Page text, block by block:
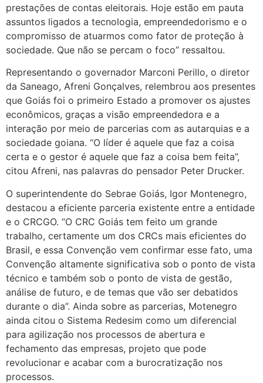
prestações de contas eleitorais. Hoje estão em pauta
assuntos ligados a tecnologia, empreendedorismo e o
compromisso de atuarmos como fator de proteção à
sociedade. Que não se percam o foco” ressaltou.
Representando o governador Marconi Perillo, o diretor
da Saneago, Afreni Gonçalves, relembrou aos presentes
que Goiás foi o primeiro Estado a promover os ajustes
econômicos, graças a visão empreendedora e a
interação por meio de parcerias com as autarquias e a
sociedade goiana. “O líder é aquele que faz a coisa
certa e o gestor é aquele que faz a coisa bem feita”,
citou Afreni, nas palavras do pensador Peter Drucker.
O superintendente do Sebrae Goiás, Igor Montenegro,
destacou a eficiente parceria existente entre a entidade
e o CRCGO. “O CRC Goiás tem feito um grande
trabalho, certamente um dos CRCs mais eficientes do
Brasil, e essa Convenção vem confirmar esse fato, uma
Convenção altamente significativa sob o ponto de vista
técnico e também sob o ponto de vista de gestão,
análise de futuro, e de temas que vão ser debatidos
durante o dia”. Ainda sobre as parcerias, Motenegro
ainda citou o Sistema Redesim como um diferencial
para agilização nos processos de abertura e
fechamento das empresas, projeto que pode
revolucionar e acabar com a burocratização nos
processos.